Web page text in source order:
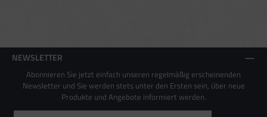
NEWSLETTER
Abonnieren Sie jetzt einfach unseren regelmäßig erscheinenden
Newsletter und Sie werden stets unter den Ersten sein, über neue
Produkte und Angebote informiert werden.